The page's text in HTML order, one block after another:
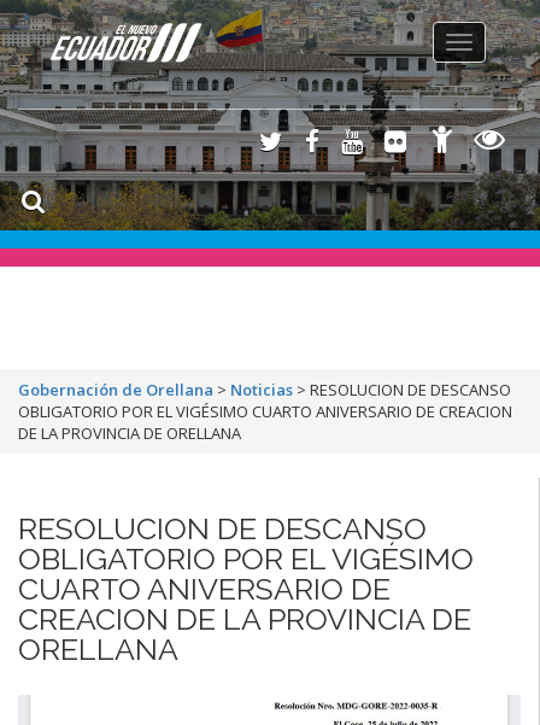
Toggle
navigation
Gobernación de Orellana > Noticias > RESOLUCION DE DESCANSO
OBLIGATORIO POR EL VIGÉSIMO CUARTO ANIVERSARIO DE CREACION
DE LA PROVINCIA DE ORELLANA
RESOLUCION DE DESCANSO
OBLIGATORIO POR EL VIGÉSIMO
CUARTO ANIVERSARIO DE
CREACION DE LA PROVINCIA DE
ORELLANA